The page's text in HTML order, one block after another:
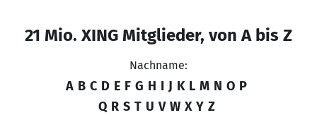
21 Mio. XING Mitglieder, von A bis Z
Nachname:
A B C D E F G H I J K L M N O P
Q R S T U V W X Y Z